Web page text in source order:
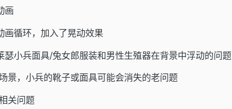
画
画循环，加入了晃动效果
小兵面具/兔女郎服装和男性生殖器在背景中浮动的问题
景，小兵的靴子或面具可能会消失的老问题
关问题